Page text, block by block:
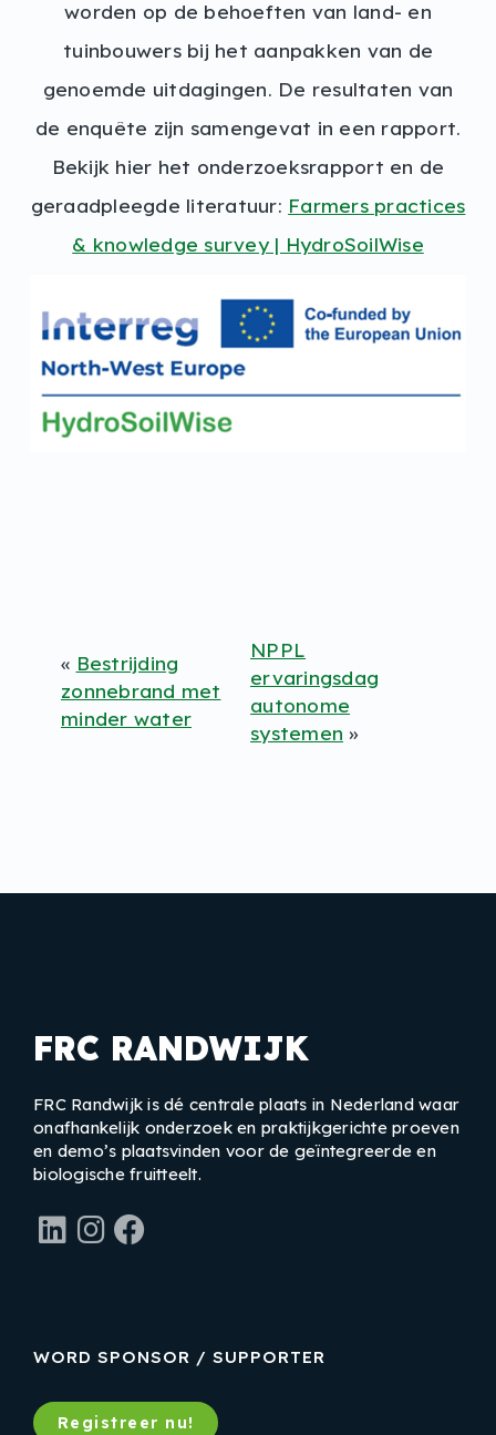
worden op de behoeften van land- en
tuinbouwers bij het aanpakken van de
genoemde uitdagingen. De resultaten van
de enquête zijn samengevat in een rapport.
Bekijk hier het onderzoeksrapport en de
geraadpleegde literatuur: Farmers practices
& knowledge survey | HydroSoilWise
« Bestrijding
zonnebrand met
minder water
NPPL
ervaringsdag
autonome
systemen »
FRC RANDWIJK
FRC Randwijk is dé centrale plaats in Nederland waar
onafhankelijk onderzoek en praktijkgerichte proeven
en demo’s plaatsvinden voor de geïntegreerde en
biologische fruitteelt.
LinkedIn
Instagram
WORD SPONSOR / SUPPORTER
Registreer nu!